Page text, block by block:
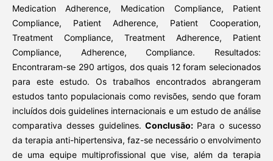
Medication Adherence, Medication Compliance, Patient
Compliance, Patient Adherence, Patient Cooperation,
Treatment Compliance, Treatment Adherence, Patient
Compliance, Adherence, Compliance. Resultados:
Encontraram-se 290 artigos, dos quais 12 foram selecionados
para este estudo. Os trabalhos encontrados abrangeram
estudos tanto populacionais como revisões, sendo que foram
incluídos dois guidelines internacionais e um estudo de análise
comparativa desses guidelines. Conclusão: Para o sucesso
da terapia anti-hipertensiva, faz-se necessário o envolvimento
de uma equipe multiprofissional que vise, além da terapia